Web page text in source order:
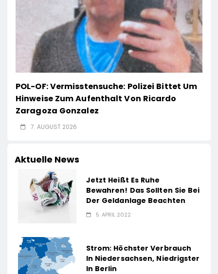
POL-OF: Vermisstensuche: Polizei Bittet Um
Hinweise Zum Aufenthalt Von Ricardo
Zaragoza Gonzalez
7. AUGUST 2026
Aktuelle News
Jetzt Heißt Es Ruhe
Bewahren! Das Sollten Sie Bei
Der Geldanlage Beachten
5. APRIL 2022
Strom: Höchster Verbrauch
In Niedersachsen, Niedrigster
In Berlin